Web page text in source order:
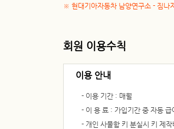
※ 현대기아자동차 남양연구소 - 짐나
회원 이용수칙
이용 안내
- 이용 기간 : 매월
- 이 용 료 : 가입기간 중 자동 급
- 개인 사물함 키 분실시 키 제